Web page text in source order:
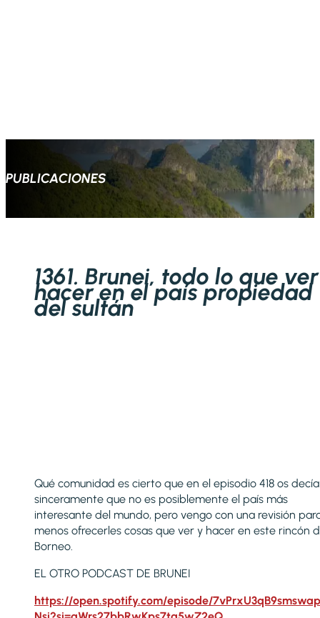
PUBLICACIONES
1361. Brunei, todo lo que
hacer en el país propiedad
del sultán
Qué comunidad es cierto que en el episodio 418 os decía
sinceramente que no es posiblemente el país más
interesante del mundo, pero vengo con una revisión
menos ofrecerles cosas que ver y hacer en este rincón
Borneo.
EL OTRO PODCAST DE BRUNEI
https://open.spotify.com/episode/